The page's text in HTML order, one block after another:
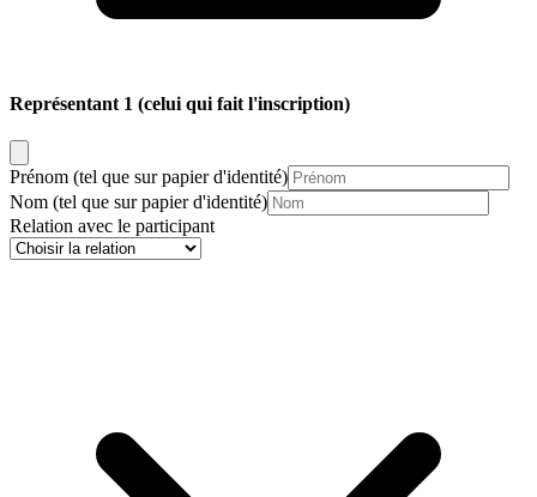
Représentant 1 (celui qui fait l'inscription)
Prénom (tel que sur papier d'identité)
Nom (tel que sur papier d'identité)
Relation avec le participant